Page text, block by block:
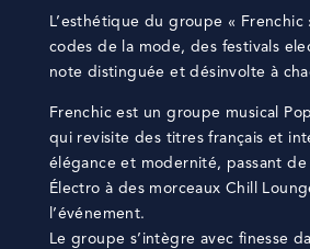
L’esthétique du groupe « Frenchic
codes de la mode, des festivals
note distinguée et désinvolte à
Frenchic est un groupe musical
qui revisite des titres français et
élégance et modernité, passant de
Électro à des morceaux Chill
l’événement.
Le groupe s’intègre avec finesse